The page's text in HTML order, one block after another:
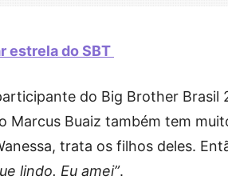
estrela do SBT
do Big Brother Brasil
Marcus Buaiz também tem
trata os filhos deles.
lindo. Eu amei”.